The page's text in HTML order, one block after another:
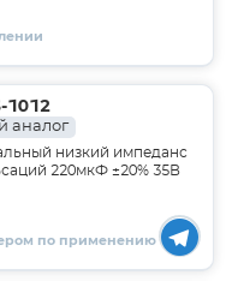
1012
аналог
низкий импеданс
220мкФ ±20% 35В
по применению